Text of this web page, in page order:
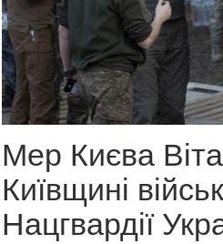
Мер Києва
Київщині
Нацгвардії